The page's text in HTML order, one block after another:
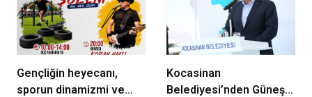
Gençliğin heyecanı,
sporun dinamizmi ve
Kocasinan
Belediyesi’nden Güneş